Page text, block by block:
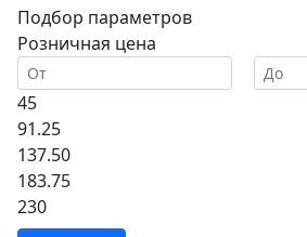
Подбор параметров
Розничная цена
45
91.25
137.50
183.75
230